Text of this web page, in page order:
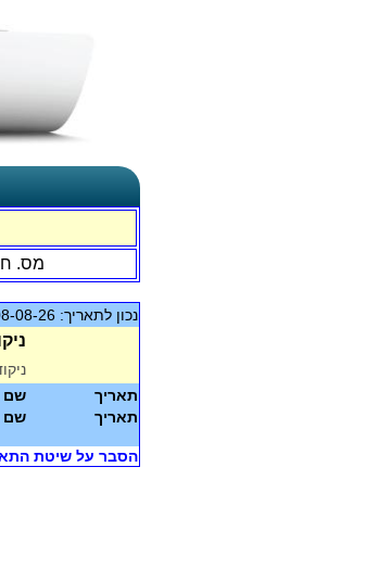
מס.
נכון לתאריך: 08-08-26
תאריך
שם
תאריך
שם
הסבר על שיטת